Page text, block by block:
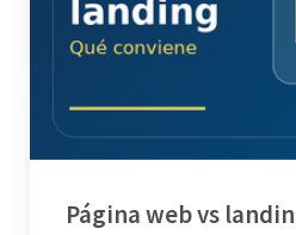
Página web vs